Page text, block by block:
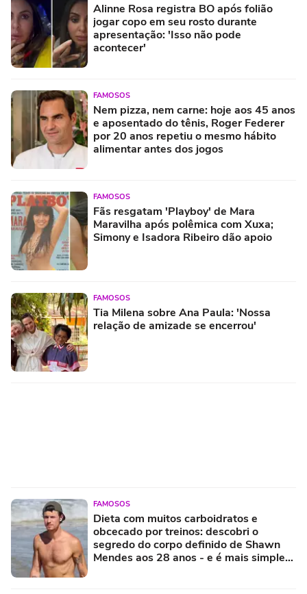
Alinne Rosa registra BO após folião
jogar copo em seu rosto durante
apresentação: 'Isso não pode
acontecer'
FAMOSOS
Nem pizza, nem carne: hoje aos 45 anos
e aposentado do tênis, Roger Federer
por 20 anos repetiu o mesmo hábito
alimentar antes dos jogos
FAMOSOS
Fãs resgatam 'Playboy' de Mara
Maravilha após polêmica com Xuxa;
Simony e Isadora Ribeiro dão apoio
FAMOSOS
Tia Milena sobre Ana Paula: 'Nossa
relação de amizade se encerrou'
FAMOSOS
Dieta com muitos carboidratos e
obcecado por treinos: descobri o
segredo do corpo definido de Shawn
Mendes aos 28 anos - e é mais simples